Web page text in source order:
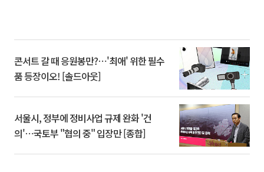
콘서트 갈 때 응원봉만?⋯'최애' 위한 필수
품 등장이오! [솔드아웃]
서울시, 정부에 정비사업 규제 완화 '건
의'⋯국토부 "협의 중" 입장만 [종합]